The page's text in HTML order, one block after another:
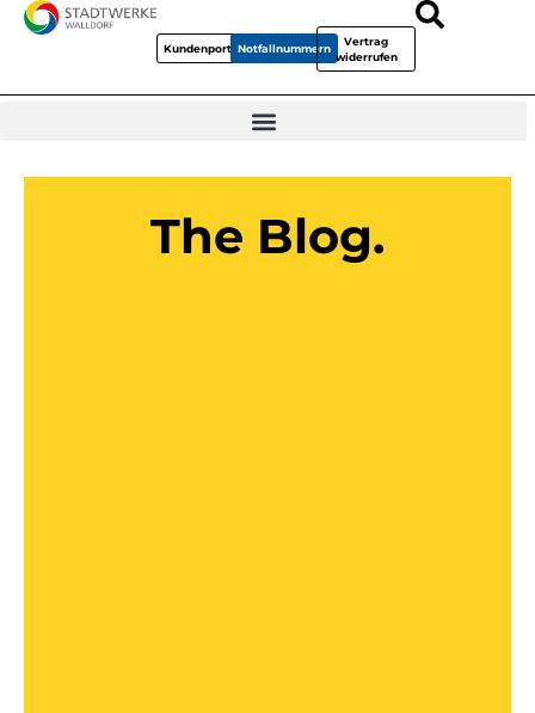
KundenportalNotfallnummern
Vertrag
widerrufen
The Blog.